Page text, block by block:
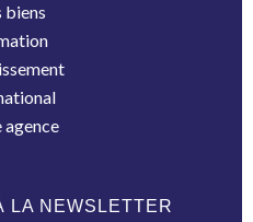
biens
LA NEWSLETTER